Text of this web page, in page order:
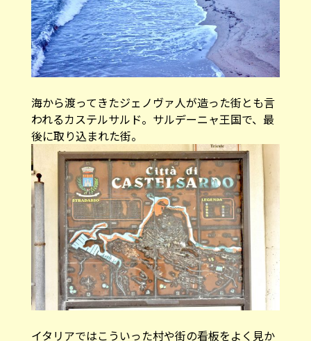
海から渡ってきたジェノヴァ人が造った街とも言
われるカステルサルド。サルデーニャ王国で、最
後に取り込まれた街。
イタリアではこういった村や街の看板をよく見か